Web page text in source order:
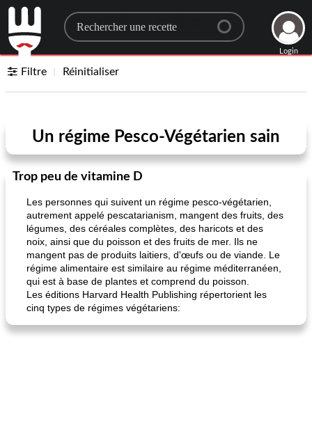
Search for a recipe
Login
Filtre Réinitialiser
Un régime Pesco-Végétarien sain
Trop peu de vitamine D
Les personnes qui suivent un régime pesco-végétarien,
autrement appelé pescatarianism, mangent des fruits, des
légumes, des céréales complètes, des haricots et des
noix, ainsi que du poisson et des fruits de mer. Ils ne
mangent pas de produits laitiers, d'œufs ou de viande. Le
régime alimentaire est similaire au régime méditerranéen,
qui est à base de plantes et comprend du poisson.
Les éditions Harvard Health Publishing répertorient les
cinq types de régimes végétariens: